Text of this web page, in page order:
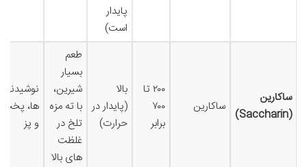
پایدار
است)
ساکارین
(Saccharin)
ساکارین
۲۰۰ تا
۷۰۰
برابر
بالا
(پایدار در
حرارت)
طعم
بسیار
شیرین،
با ته مزه
تلخ در
غلظت
های بالا
نوشیدنی
ها، پخت
و پز